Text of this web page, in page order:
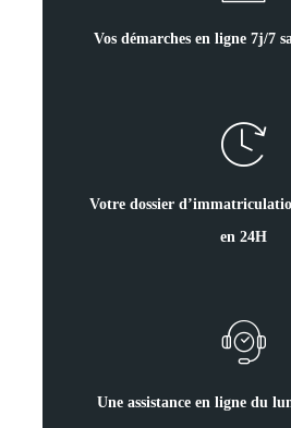
Vos démarches en ligne 7j/7
Votre dossier
en 24H
Une assistance en ligne du